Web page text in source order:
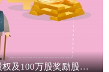
中国金石(01380.HK)授出927万份购股权及100万股奖励股份 最新